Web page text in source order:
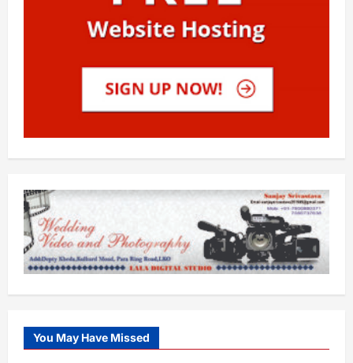
You May Have Missed